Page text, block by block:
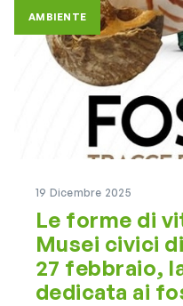
AMBIENTE
19 Dicembre 2025
Le forme di
Musei civici
27 febbraio,
dedicata ai